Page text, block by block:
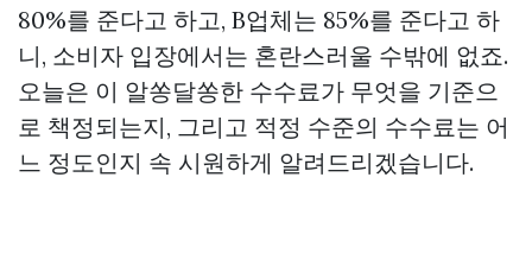
80%를 준다고 하고, B업체는 85%를 준다고 하
니, 소비자 입장에서는 혼란스러울 수밖에 없죠.
오늘은 이 알쏭달쏭한 수수료가 무엇을 기준으
로 책정되는지, 그리고 적정 수준의 수수료는 어
느 정도인지 속 시원하게 알려드리겠습니다.